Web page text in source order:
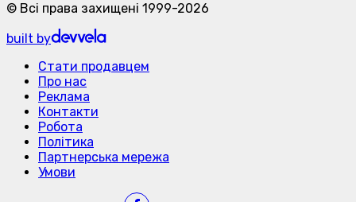
© Всі права захищені 1999-2026
built by
Стати продавцем
Про нас
Реклама
Контакти
Робота
Політика
Партнерська мережа
Умови